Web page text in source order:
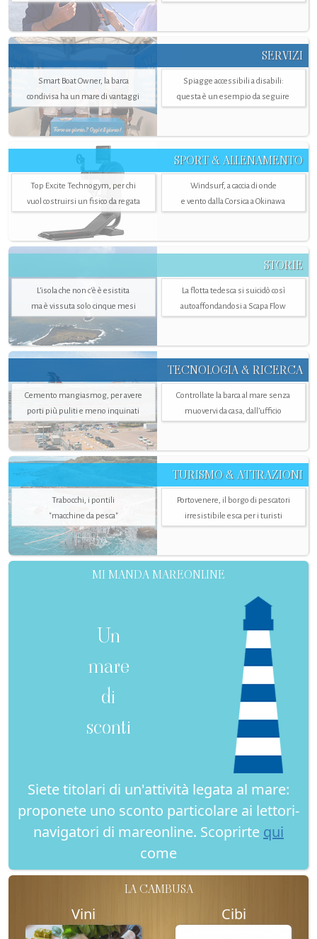
SERVIZI
Smart Boat Owner, la barca
condivisa ha un mare di vantaggi
Spiagge accessibili a disabili:
questa è un esempio da seguire
SPORT & ALLENAMENTO
Top Excite Technogym, per chi
vuol costruirsi un fisico da regata
Windsurf, a caccia di onde
e vento dalla Corsica a Okinawa
STORIE
L’isola che non c'è è esistita
ma è vissuta solo cinque mesi
La flotta tedesca si suicidò così
autoaffondandosi a Scapa Flow
TECNOLOGIA & RICERCA
Cemento mangiasmog, per avere
porti più puliti e meno inquinati
Controllate la barca al mare senza
muovervi da casa, dall’ufficio
TURISMO & ATTRAZIONI
Trabocchi, i pontili
"macchine da pesca"
Portovenere, il borgo di pescatori
irresistibile esca per i turisti
MI MANDA MAREONLINE
Un
mare
di
sconti
Siete titolari di un'attività legata al mare:
proponete uno sconto particolare ai lettori-
navigatori di mareonline. Scoprirte qui
come
LA CAMBUSA
Vini Cibi